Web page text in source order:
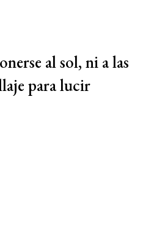
al sol, ni a las
para lucir